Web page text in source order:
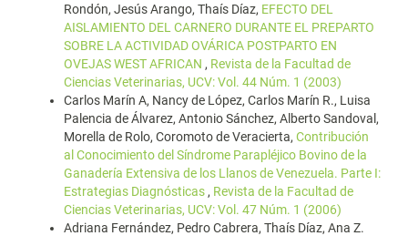
Rondón, Jesús Arango, Thaís Díaz, EFECTO DEL
AISLAMIENTO DEL CARNERO DURANTE EL PREPARTO
SOBRE LA ACTIVIDAD OVÁRICA POSTPARTO EN
OVEJAS WEST AFRICAN , Revista de la Facultad de
Ciencias Veterinarias, UCV: Vol. 44 Núm. 1 (2003)
Carlos Marín A, Nancy de López, Carlos Marín R., Luisa
Palencia de Álvarez, Antonio Sánchez, Alberto Sandoval,
Morella de Rolo, Coromoto de Veracierta, Contribución
al Conocimiento del Síndrome Parapléjico Bovino de la
Ganadería Extensiva de los Llanos de Venezuela. Parte I:
Estrategias Diagnósticas , Revista de la Facultad de
Ciencias Veterinarias, UCV: Vol. 47 Núm. 1 (2006)
Adriana Fernández, Pedro Cabrera, Thaís Díaz, Ana Z.